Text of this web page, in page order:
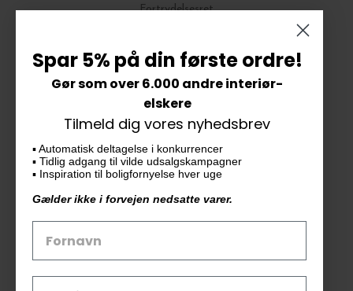
Fortrydelsesret
Vores butik
KAiKU ApS
Langdalsvej 46, bygning 7
8220 Brabrand
Tlf. 33 11 19 07
CVR-nr. 30715349
Spar 5% på din første ordre!
Gør som over 6.000 andre interiør-
elskere
Tilmeld dig vores nyhedsbrev
▪️ Automatisk deltagelse i konkurrencer
▪️ Tidlig adgang til vilde udsalgskampagner
▪️ Inspiration til boligfornyelse hver uge
Gælder ikke i forvejen nedsatte varer.